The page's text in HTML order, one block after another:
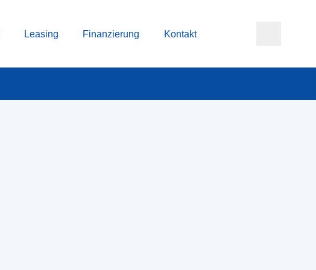
Leasing Finanzierung Kontakt